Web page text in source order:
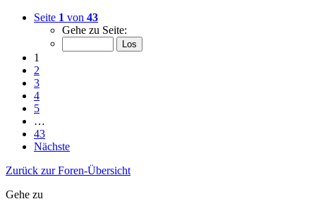
Seite 1 von 43
Gehe zu Seite:
1
2
3
4
5
…
43
Nächste
Zurück zur Foren-Übersicht
Gehe zu